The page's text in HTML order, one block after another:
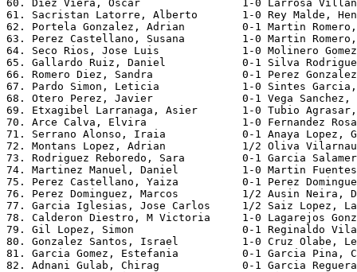
60. Diez Viera, Oscar                1-0 Larrosa
61. Sacristan Latorre, Alberto       1-0 Rey Malde,
62. Portela Gonzalez, Adrian         0-1 Martin
63. Perez Castellano, Susana         1-0 Martin
64. Seco Rios, Jose Luis             1-0 Molinero
65. Gallardo Ruiz, Daniel            0-1 Silva
66. Romero Diez, Sandra              0-1 Perez
67. Pardo Simon, Leticia             1-0 Sintes
68. Otero Perez, Javier              0-1 Vega Sanchez,
69. Etxagibel Larranaga, Asier       1-0 Tubio Agrasar,
70. Arce Calva, Elvira               1-0 Fernandez
71. Serrano Alonso, Iraia            0-1 Anaya Lopez,
72. Montans Lopez, Adrian            1/2 Oliva
73. Rodriguez Reboredo, Sara         0-1 Garcia
74. Martinez Manuel, Daniel          1-0 Martin
75. Perez Castellano, Yaiza          0-1 Perez
76. Perez Dominguez, Marcos          1/2 Ausin Neira,
77. Garcia Iglesias, Jose Carlos     1/2 Saiz Lopez,
78. Calderon Diestro, M Victoria     1-0 Lagarejos
79. Gil Lopez, Simon                 0-1 Reginaldo
80. Gonzalez Santos, Israel          1-0 Cruz Olabe,
81. Garcia Gomez, Estefania          0-1 Garcia Pina,
82. Adnani Gulab, Chirag             0-1 Garcia